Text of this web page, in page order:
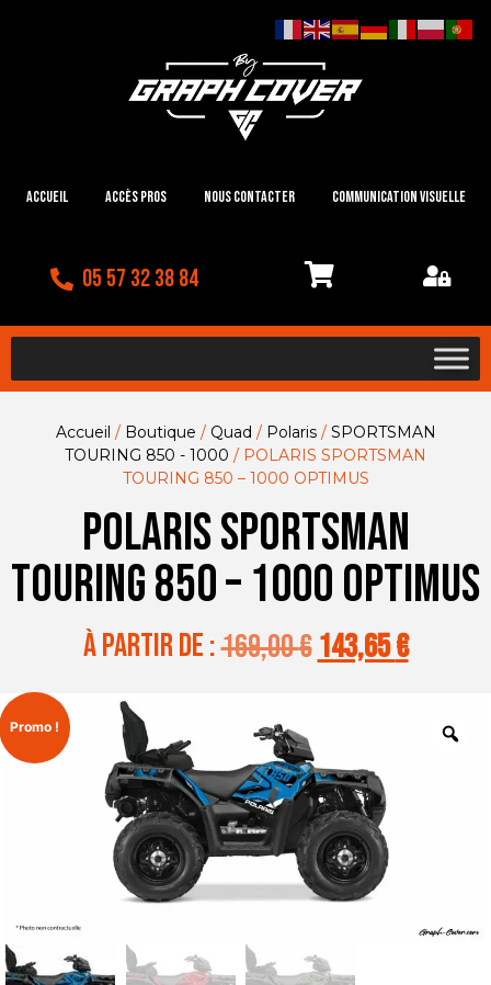
Accueil Accès Pros Nous contacter Communication visuelle
05 57 32 38 84
Accueil / Boutique / Quad / Polaris/ SPORTSMAN
TOURING 850 - 1000 / POLARIS SPORTSMAN
TOURING 850 – 1000 OPTIMUS
POLARIS SPORTSMAN
TOURING 850 – 1000 OPTIMUS
à partir de :169,00€ 143,65€
Promo !